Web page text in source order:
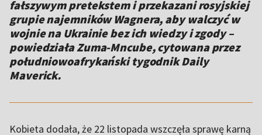
fałszywym pretekstem i przekazani rosyjskiej
grupie najemników Wagnera, aby walczyć w
wojnie na Ukrainie bez ich wiedzy i zgody –
powiedziała Zuma-Mncube, cytowana przez
południowoafrykański tygodnik Daily
Maverick.
Kobieta dodała, że 22 listopada wszczęła sprawę karną